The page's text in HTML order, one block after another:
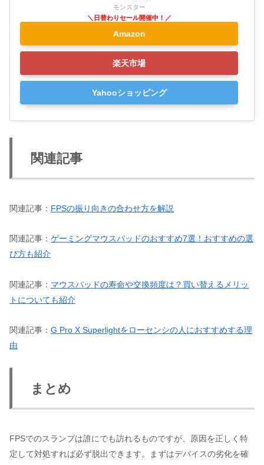
モンスター
Amazon
楽天市場
Yahooショッピング
関連記事
関連記事： FPSの振り向きの合わせ方を解説
関連記事： ゲーミングマウスパッドのおすすめ7選！おすすめの選
び方も紹介
関連記事： マウスパッドの寿命や交換頻度は？買い替えるメリッ
トについても紹介
関連記事： G Pro X Superlightをローセンシの人におすすめする理
由
まとめ
FPSでのスランプは誰にでも訪れるものですが、原因を正しく特
定して対処すれば必ず脱出できます。まずはデバイスの劣化を確